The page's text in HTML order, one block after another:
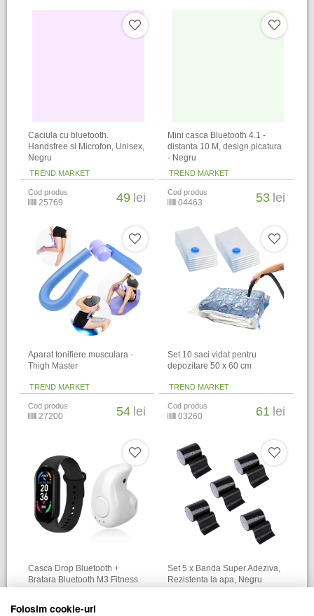
Caciula cu bluetooth.
Handsfree si Microfon, Unisex,
Negru
TREND MARKET
Cod produs
25769 49 lei
Mini casca Bluetooth 4.1 -
distanta 10 M, design picatura
- Negru
TREND MARKET
Cod produs
04463 53 lei
Aparat tonifiere musculara -
Thigh Master
TREND MARKET
Cod produs
27200 54 lei
Set 10 saci vidat pentru
depozitare 50 x 60 cm
TREND MARKET
Cod produs
03260 61 lei
Casca Drop Bluetooth +
Bratara Bluetooth M3 Fitness
Set 5 x Banda Super Adeziva,
Rezistenta la apa, Negru
Folosim cookie-uri